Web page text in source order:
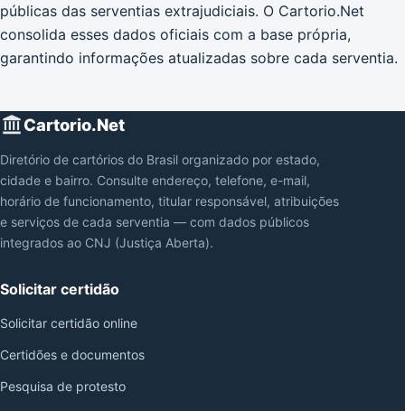
públicas das serventias extrajudiciais. O Cartorio.Net
consolida esses dados oficiais com a base própria,
garantindo informações atualizadas sobre cada serventia.
Cartorio.Net
Diretório de cartórios do Brasil organizado por estado,
cidade e bairro. Consulte endereço, telefone, e-mail,
horário de funcionamento, titular responsável, atribuições
e serviços de cada serventia — com dados públicos
integrados ao CNJ (Justiça Aberta).
Solicitar certidão
Solicitar certidão online
Certidões e documentos
Pesquisa de protesto